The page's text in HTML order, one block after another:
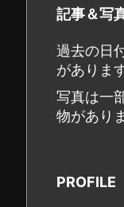
記事＆写
過去の日
がありま
写真は一
物があり
PROFILE